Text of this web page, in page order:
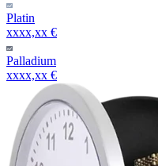
Platin
xxxx,xx €
Palladium
xxxx,xx €